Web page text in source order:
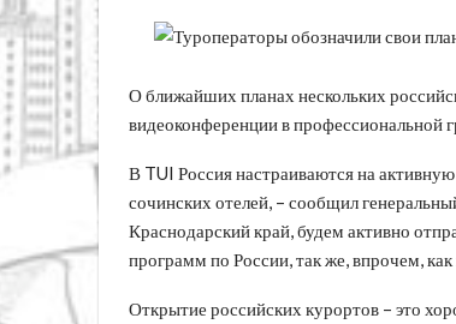
О ближайших планах нескольких
видеоконференции в профессиональной
В TUI Россия настраиваются на
сочинских отелей, – сообщил
Краснодарский край, будем активно
программ по России, так же, впрочем,
Открытие российских курортов – это